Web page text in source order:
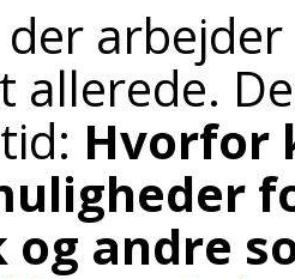
allerede.
Hvorfor
og andre